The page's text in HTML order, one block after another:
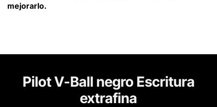
mejorarlo.
Pilot V-Ball negro Escritura
extrafina